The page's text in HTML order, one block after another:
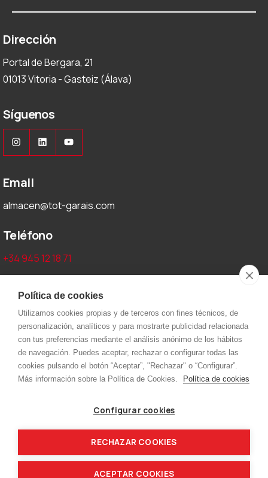
Dirección
Portal de Bergara, 21
01013 Vitoria - Gasteiz (Álava)
Síguenos
Instagram
LinkedInYouTube
Email
almacen@tot-garais.com
Teléfono
+34 945 12 18 71
Aviso legal y privacidad
Aviso Legal
Política de cookies
Política de privacidad
Dinse
Nippon
Contacto
Política de cookies
Utilizamos cookies propias y de terceros con fines técnicos, de
personalización, analíticos y para mostrarte publicidad relacionada
con tus preferencias mediante el análisis anónimo de los hábitos
de navegación. Puedes aceptar, rechazar o configurar todas las
cookies pulsando el botón “Aceptar”, "Rechazar" o “Configurar”.
Más información sobre la Política de Cookies.
Política de cookies
Configurar cookies
RECHAZAR COOKIES
ACEPTAR COOKIES